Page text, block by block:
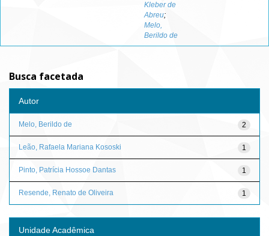
Kleber de
Abreu;
Melo,
Berildo de
Busca facetada
Autor
2
Melo, Berildo de
1
Leão, Rafaela Mariana Kososki
1
Pinto, Patrícia Hossoe Dantas
1
Resende, Renato de Oliveira
Unidade Acadêmica